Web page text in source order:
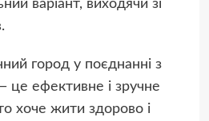
варіант, виходячи зі
город у поєднанні з
це ефективне і зручне
хоче жити здорово і